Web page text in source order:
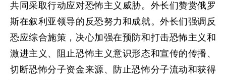
共同采取行动应对恐怖主义威胁。外长们赞赏俄罗
斯在叙利亚领导的反恐努力和成就。外长们强调反
恐应综合施策，决心加强在预防和打击恐怖主义和
激进主义、阻止恐怖主义意识形态和宣传的传播、
切断恐怖分子资金来源、防止恐怖分子流动和获得